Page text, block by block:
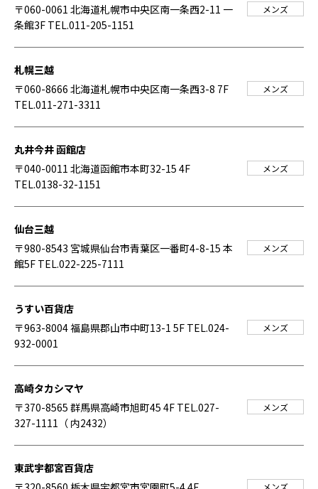
〒060-0061 北海道札幌市中央区南一条西2-11 一
条館3F TEL.011-205-1151
メンズ
札幌三越
〒060-8666 北海道札幌市中央区南一条西3-8 7F
TEL.011-271-3311
メンズ
丸井今井 函館店
〒040-0011 北海道函館市本町32-15 4F
TEL.0138-32-1151
メンズ
仙台三越
〒980-8543 宮城県仙台市青葉区一番町4-8-15 本
館5F TEL.022-225-7111
メンズ
うすい百貨店
〒963-8004 福島県郡山市中町13-1 5F TEL.024-
932-0001
メンズ
高崎タカシマヤ
〒370-8565 群馬県高崎市旭町45 4F TEL.027-
327-1111（ 内2432）
メンズ
東武宇都宮百貨店
メンズ